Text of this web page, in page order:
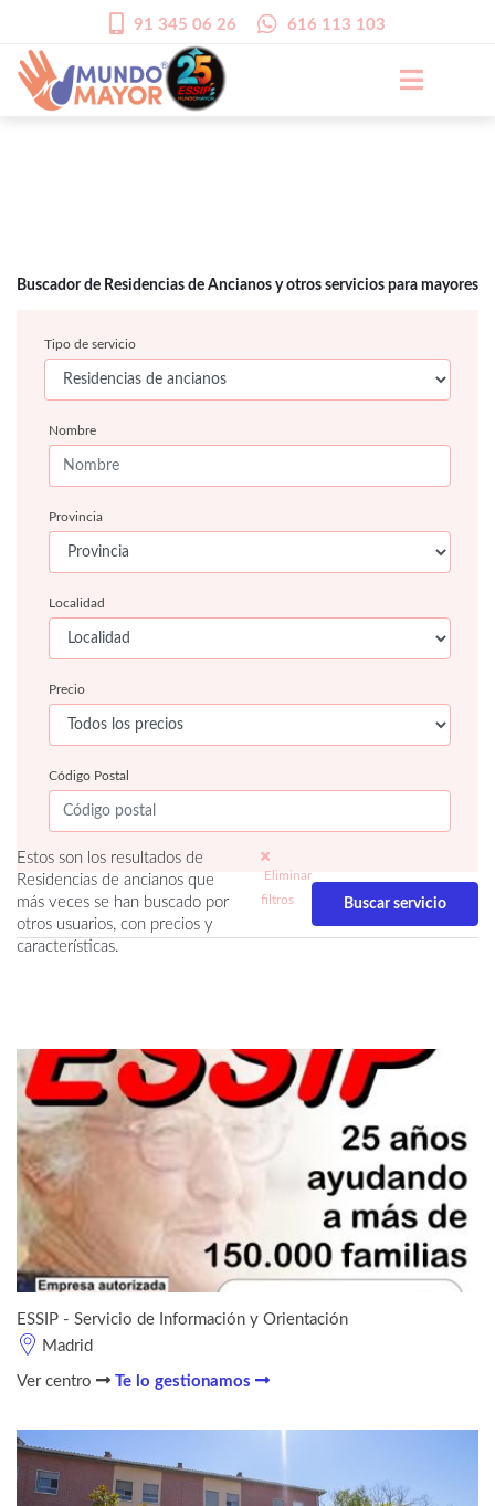
91 345 06 26 616 113 103
Buscador de Residencias de Ancianos y otros servicios para mayores
Tipo de servicio
Nombre
Provincia
Localidad
Precio
Código Postal
Estos son los resultados de
Residencias de ancianos que
más veces se han buscado por
otros usuarios, con precios y
características.
Eliminar
filtros
ESSIP - Servicio de Información y Orientación
Madrid
Ver centro Te lo gestionamos